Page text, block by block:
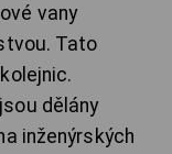
vany
Tato
dělány
inženýrských